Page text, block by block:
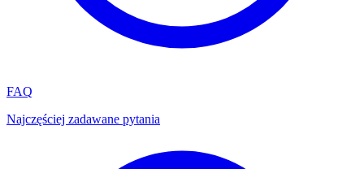
FAQ
Najczęściej zadawane pytania